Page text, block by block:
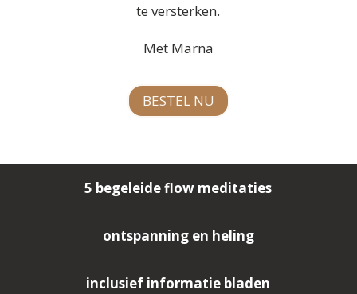
te versterken.
Met Marna
BESTEL NU
5 begeleide flow meditaties
ontspanning en heling
inclusief informatie bladen